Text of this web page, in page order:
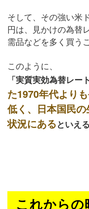
そして、その強い米
円は、見かけの為替
需品などを多く買う
このように、
「実質実効為替レー
た1970年代より
低く、日本国民
状況にあるといえ
これから